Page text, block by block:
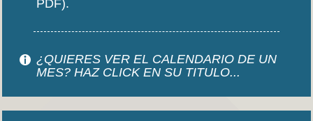
PDF).
¿QUIERES VER EL CALENDARIO DE UN
MES? HAZ CLICK EN SU TITULO...